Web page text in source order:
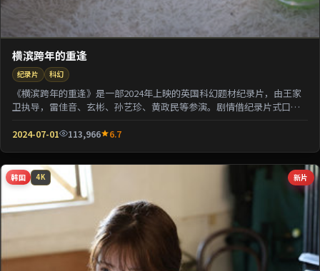
横滨跨年的重逢
纪录片 科幻
《横滨跨年的重逢》是一部2024年上映的英国科幻题材纪录片，由王家
卫执导，雷佳音、玄彬、孙艺珍、黄政民等参演。剧情借纪录片式口吻
2024-07-01 113,966 6.7
新片
韩国 4K